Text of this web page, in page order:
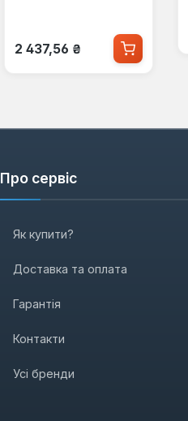
Звичайна ціна:
2 437,56 ₴
Про сервіс
Як купити?
Доставка та оплата
Гарантія
Контакти
Усі бренди